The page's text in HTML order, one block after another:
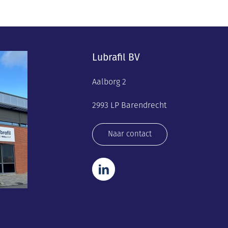
Lubrafil BV
Aalborg 2
2993 LP Barendrecht
Naar contact